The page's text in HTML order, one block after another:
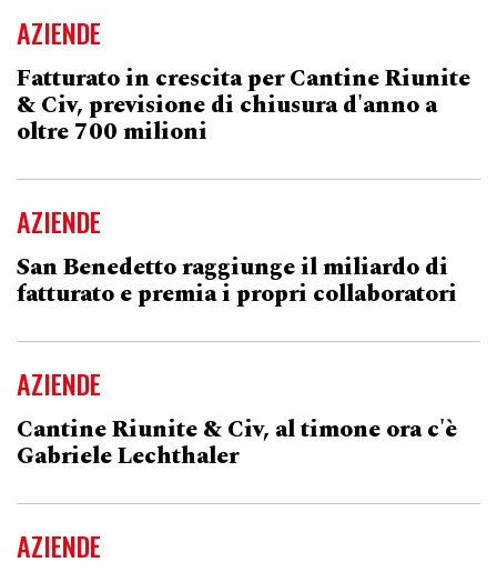
AZIENDE
Fatturato in crescita per Cantine Riunite
& Civ, previsione di chiusura d'anno a
oltre 700 milioni
AZIENDE
San Benedetto raggiunge il miliardo di
fatturato e premia i propri collaboratori
AZIENDE
Cantine Riunite & Civ, al timone ora c'è
Gabriele Lechthaler
AZIENDE